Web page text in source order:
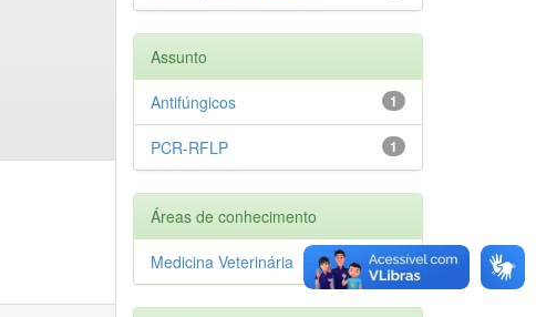
Assunto
1
Antifúngicos
1
PCR-RFLP
Áreas de conhecimento
1
Medicina Veterinária